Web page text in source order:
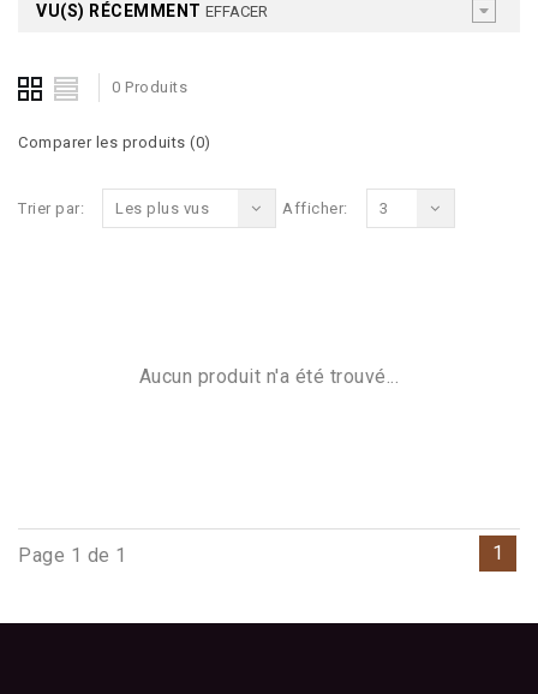
VU(S) RÉCEMMENT EFFACER
0 Produits
Comparer les produits (0)
Trier par: Les plus vus Afficher: 3
Aucun produit n'a été trouvé...
Page 1 de 1 1